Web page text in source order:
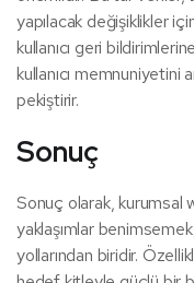
yapılacak değişiklikler
kullanıcı geri
kullanıcı memnuniyetini
pekiştirir.
Sonuç
Sonuç olarak, kurumsal
yaklaşımlar
yollarından biridir.